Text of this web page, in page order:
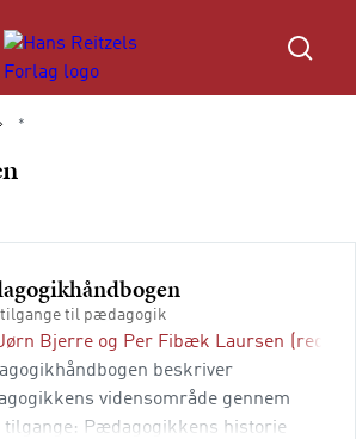
*
tilgange til pædagogik
Bjerre og Per Fibæk Laursen
(red.)
beskriver
vidensområde gennem
tilgange: Pædagogikkens historie